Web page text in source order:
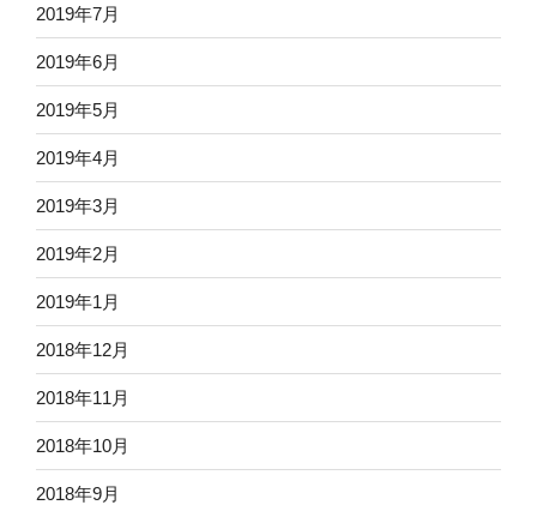
2019年7月
2019年6月
2019年5月
2019年4月
2019年3月
2019年2月
2019年1月
2018年12月
2018年11月
2018年10月
2018年9月